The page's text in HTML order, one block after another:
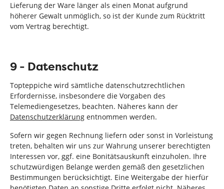
Lieferung der Ware länger als einen Monat aufgrund
höherer Gewalt unmöglich, so ist der Kunde zum Rücktritt
vom Vertrag berechtigt.
9 - Datenschutz
Topteppiche wird sämtliche datenschutzrechtlichen
Erfordernisse, insbesondere die Vorgaben des
Telemediengesetzes, beachten. Näheres kann der
Datenschutzerklärung entnommen werden.
Sofern wir gegen Rechnung liefern oder sonst in Vorleistung
treten, behalten wir uns zur Wahrung unserer berechtigten
Interessen vor, ggf. eine Bonitätsauskunft einzuholen. Ihre
schutzwürdigen Belange werden gemäß den gesetzlichen
Bestimmungen berücksichtigt. Eine Weitergabe der hierfür